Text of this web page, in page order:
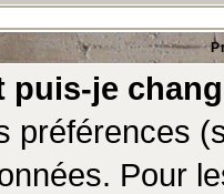
puis-je
préférences
Pour